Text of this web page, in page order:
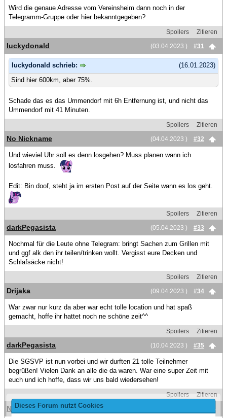
Dieses Forum nutzt Cookies
Wird die genaue Adresse vom Vereinsheim dann noch in der
Telegramm-Gruppe oder hier bekanntgegeben?
Spoilers
Zitieren
(03.04.2023 )
#31
luckydonald
(16.01.2023)
luckydonald schrieb:
Sind hier 600km, aber 75%.
Schade das es das Ummendorf mit 6h Entfernung ist, und nicht das
Ummendorf mit 41 Minuten.
Spoilers
Zitieren
(04.04.2023 )
#32
No Nickname
Und wieviel Uhr soll es denn losgehen? Muss planen wann ich
losfahren muss.
Edit: Bin doof, steht ja im ersten Post auf der Seite wann es los geht.
Spoilers
Zitieren
(05.04.2023 )
#33
darkPegasista
Nochmal für die Leute ohne Telegram: bringt Sachen zum Grillen mit
und ggf alk den ihr teilen/trinken wollt. Vergisst eure Decken und
Schlafsäcke nicht!
Spoilers
Zitieren
(09.04.2023 )
#34
Drijaka
War zwar nur kurz da aber war echt tolle location und hat spaß
gemacht, hoffe ihr hattet noch ne schöne zeit^^
Spoilers
Zitieren
(10.04.2023 )
#35
darkPegasista
Die SGSVP ist nun vorbei und wir durften 21 tolle Teilnehmer
begrüßen! Vielen Dank an alle die da waren. War eine super Zeit mit
euch und ich hoffe, dass wir uns bald wiedersehen!
Spoilers
Zitieren
No Nickname